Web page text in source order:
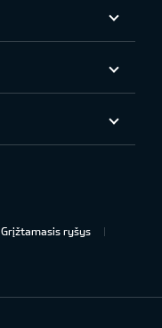
Grįžtamasis ryšys